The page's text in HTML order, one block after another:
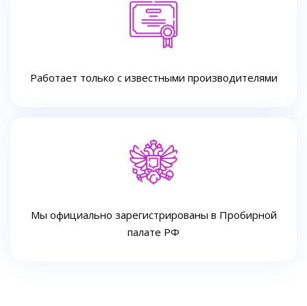
Работает только с известными производителями
Мы официально зарегистрированы в Пробирной
палате РФ